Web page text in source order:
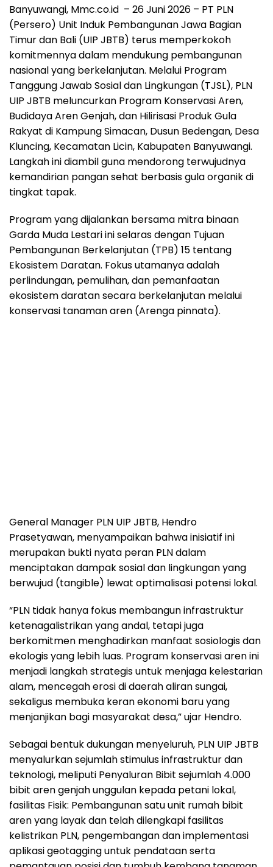
Banyuwangi, Mmc.co.id – 26 Juni 2026 – PT PLN
(Persero) Unit Induk Pembangunan Jawa Bagian
Timur dan Bali (UIP JBTB) terus memperkokoh
komitmennya dalam mendukung pembangunan
nasional yang berkelanjutan. Melalui Program
Tanggung Jawab Sosial dan Lingkungan (TJSL), PLN
UIP JBTB meluncurkan Program Konservasi Aren,
Budidaya Aren Genjah, dan Hilirisasi Produk Gula
Rakyat di Kampung Simacan, Dusun Bedengan, Desa
Kluncing, Kecamatan Licin, Kabupaten Banyuwangi.
Langkah ini diambil guna mendorong terwujudnya
kemandirian pangan sehat berbasis gula organik di
tingkat tapak.
Program yang dijalankan bersama mitra binaan
Garda Muda Lestari ini selaras dengan Tujuan
Pembangunan Berkelanjutan (TPB) 15 tentang
Ekosistem Daratan. Fokus utamanya adalah
perlindungan, pemulihan, dan pemanfaatan
ekosistem daratan secara berkelanjutan melalui
konservasi tanaman aren (Arenga pinnata).
General Manager PLN UIP JBTB, Hendro
Prasetyawan, menyampaikan bahwa inisiatif ini
merupakan bukti nyata peran PLN dalam
menciptakan dampak sosial dan lingkungan yang
berwujud (tangible) lewat optimalisasi potensi lokal.
“PLN tidak hanya fokus membangun infrastruktur
ketenagalistrikan yang andal, tetapi juga
berkomitmen menghadirkan manfaat sosiologis dan
ekologis yang lebih luas. Program konservasi aren ini
menjadi langkah strategis untuk menjaga kelestarian
alam, mencegah erosi di daerah aliran sungai,
sekaligus membuka keran ekonomi baru yang
menjanjikan bagi masyarakat desa,” ujar Hendro.
Sebagai bentuk dukungan menyeluruh, PLN UIP JBTB
menyalurkan sejumlah stimulus infrastruktur dan
teknologi, meliputi Penyaluran Bibit sejumlah 4.000
bibit aren genjah unggulan kepada petani lokal,
fasilitas Fisik: Pembangunan satu unit rumah bibit
aren yang layak dan telah dilengkapi fasilitas
kelistrikan PLN, pengembangan dan implementasi
aplikasi geotagging untuk pendataan serta